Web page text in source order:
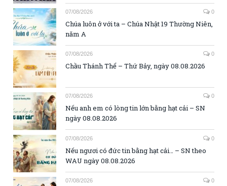
07/08/2026 0
Chúa luôn ở với ta – Chúa Nhật 19 Thường Niên,
năm A
07/08/2026 0
Chầu Thánh Thể – Thứ Bảy, ngày 08.08.2026
07/08/2026 0
Nếu anh em có lòng tin lớn bằng hạt cải – SN
ngày 08.08.2026
07/08/2026 0
Nếu ngươi có đức tin bằng hạt cải… – SN theo
WAU ngày 08.08.2026
07/08/2026 0